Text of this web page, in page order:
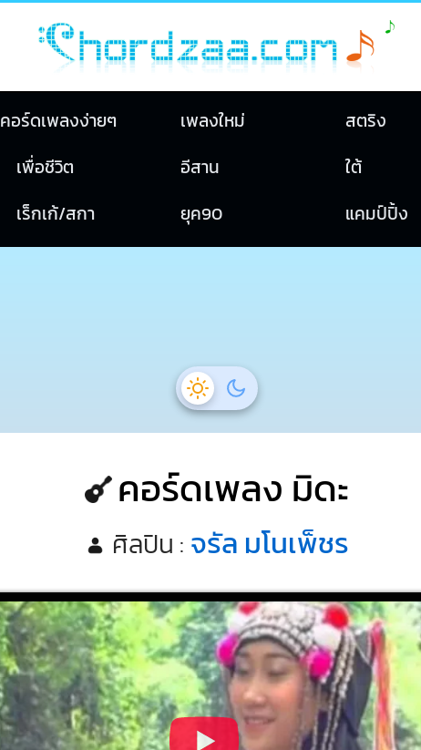
คอร์ดเพลงง่ายๆ เพลงใหม่
สตริง
เพื่อชีวิต อีสาน
ใต้
เร็กเก้/สกา ยุค90 แคมป์ปิ้ง
คอร์ดเพลง มิดะ
ศิลปิน : จรัล มโนเพ็ชร